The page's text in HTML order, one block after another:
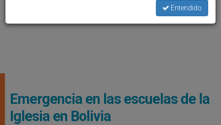
Emergencia en las escuelas de la
Iglesia en Bolivia
Entendido